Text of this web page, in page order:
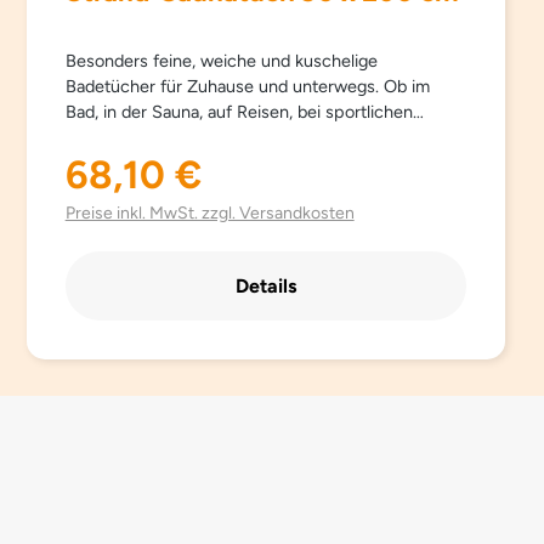
Besonders feine, weiche und kuschelige
Badetücher für Zuhause und unterwegs. Ob im
Bad, in der Sauna, auf Reisen, bei sportlichen
schnelltrocknend, atmungsaktiv, besonders leicht,
saugfähig, einfach zu pflegen und Platz sparend.
Aus hochwertig gebürsteter Mikrofaser mit
Regulärer Preis:
68,10 €
Preise inkl. MwSt. zzgl. Versandkosten
Details